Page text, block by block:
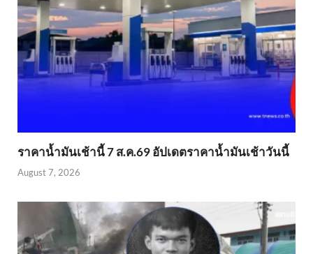
ราคาน้ำมันเช้านี้ 7 ส.ค.69 อัปเดตราคาน้ำมันเช้าวันนี้
August 7, 2026